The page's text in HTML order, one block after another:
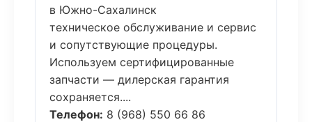
в Южно-Сахалинск
техническое обслуживание и сервис
и сопутствующие процедуры.
Используем сертифицированные
запчасти — дилерская гарантия
сохраняется....
Телефон: 8 (968) 550 66 86